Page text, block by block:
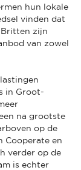
hun lokale
vinden dat
Britten zijn
van zowel
in Groot-
na grootste
op de
Cooperate en
verder op de
is echter